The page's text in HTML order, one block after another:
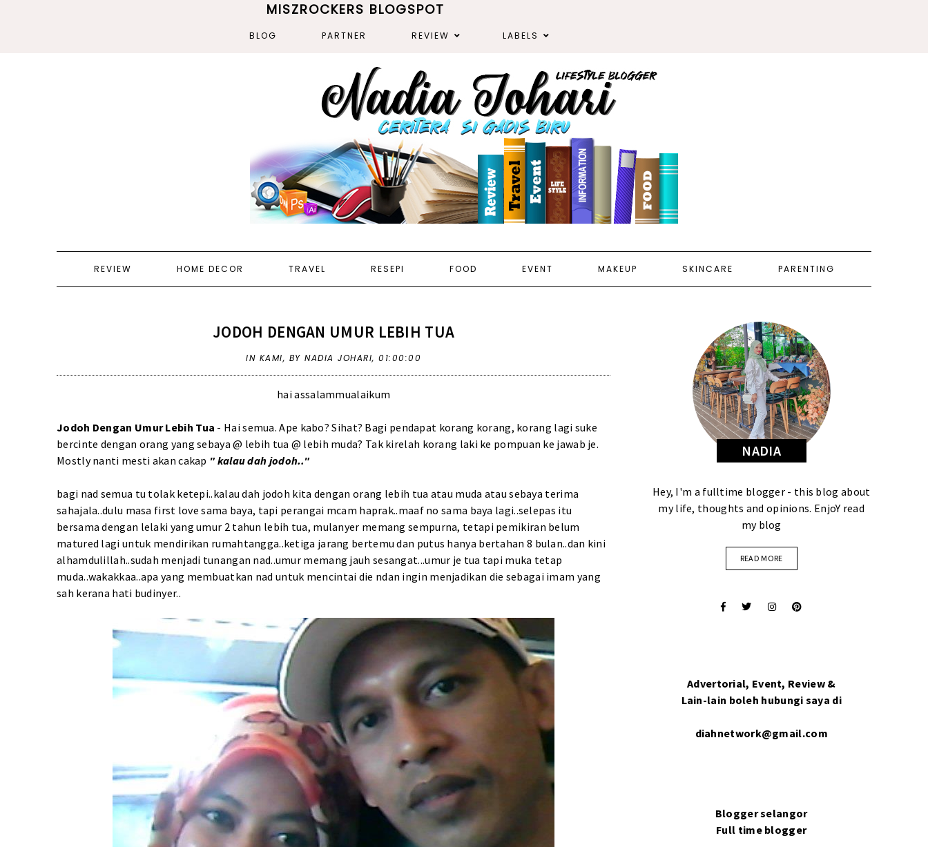
MISZROCKERS BLOGSPOT
BLOG PARTNER REVIEW LABELS
REVIEW HOME DECOR TRAVEL RESEPI FOOD EVENT MAKEUP SKINCARE PARENTING
JODOH DENGAN UMUR LEBIH TUA
IN KAMI, BY NADIA JOHARI,01:00:00
hai assalammualaikum
Jodoh Dengan Umur Lebih Tua - Hai semua. Ape kabo? Sihat? Bagi pendapat korang korang, korang lagi suke
bercinte dengan orang yang sebaya @ lebih tua @ lebih muda? Tak kirelah korang laki ke pompuan ke jawab je.
Mostly nanti mesti akan cakap " kalau dah jodoh.."
bagi nad semua tu tolak ketepi..kalau dah jodoh kita dengan orang lebih tua atau muda atau sebaya terima
sahajala..dulu masa first love sama baya, tapi perangai mcam haprak..maaf no sama baya lagi..selepas itu
bersama dengan lelaki yang umur 2 tahun lebih tua, mulanyer memang sempurna, tetapi pemikiran belum
matured lagi untuk mendirikan rumahtangga..ketiga jarang bertemu dan putus hanya bertahan 8 bulan..dan kini
alhamdulillah..sudah menjadi tunangan nad..umur memang jauh sesangat...umur je tua tapi muka tetap
muda..wakakkaa..apa yang membuatkan nad untuk mencintai die ndan ingin menjadikan die sebagai imam yang
sah kerana hati budinyer..
NADIA
Hey, I'm a fulltime blogger - this blog about
my life, thoughts and opinions. EnjoY read
my blog
READ MORE
Advertorial, Event, Review &
Lain-lain boleh hubungi saya di
diahnetwork@gmail.com
Blogger selangor
Full time blogger